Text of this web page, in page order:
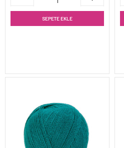
SEPETE EKLE